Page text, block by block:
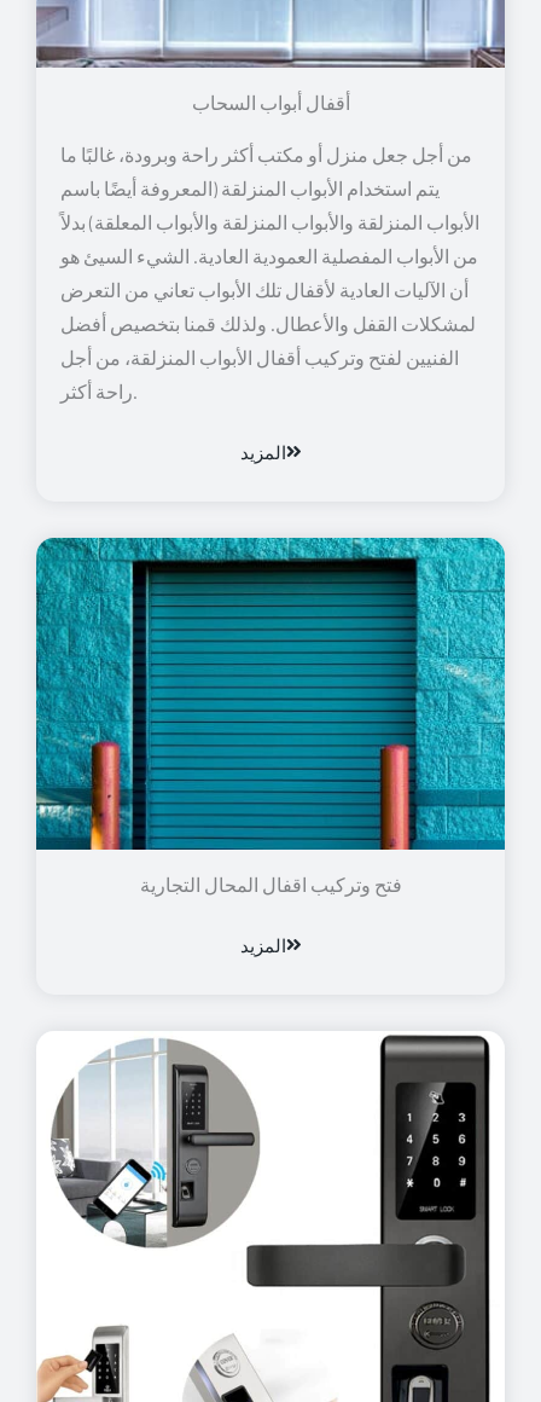
أقفال أبواب السحاب
من أجل جعل منزل أو مكتب أكثر راحة وبرودة، غالبًا ما
يتم استخدام الأبواب المنزلقة (المعروفة أيضًا باسم
الأبواب المنزلقة والأبواب المنزلقة والأبواب المعلقة) بدلاً
من الأبواب المفصلية العمودية العادية. الشيء السيئ هو
أن الآليات العادية لأقفال تلك الأبواب تعاني من التعرض
لمشكلات القفل والأعطال. ولذلك قمنا بتخصيص أفضل
الفنيين لفتح وتركيب أقفال الأبواب المنزلقة، من أجل
راحة أكثر.
المزيد
فتح وتركيب اقفال المحال التجارية
المزيد